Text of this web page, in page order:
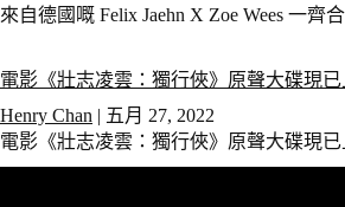
來自德國嘅 Felix Jaehn X Zoe Wees 一齊
電影《壯志凌雲：獨行俠》原聲大碟現已
Henry Chan | 五月 27, 2022
電影《壯志凌雲：獨行俠》原聲大碟現已